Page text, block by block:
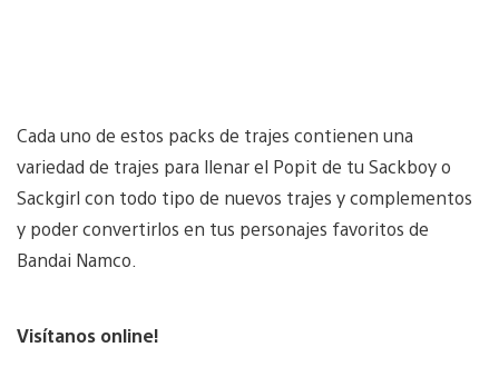
Cada uno de estos packs de trajes contienen una
variedad de trajes para llenar el Popit de tu Sackboy o
Sackgirl con todo tipo de nuevos trajes y complementos
y poder convertirlos en tus personajes favoritos de
Bandai Namco.
Visítanos online!